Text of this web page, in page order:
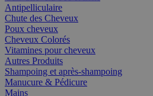
Antipelliculaire
Chute des Cheveux
Poux cheveux
Cheveux Colorés
Vitamines pour cheveux
Autres Produits
Shampoing et après-shampoing
Manucure & Pédicure
Mains